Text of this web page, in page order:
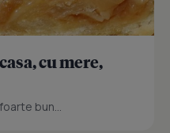
cu mere,
bun...